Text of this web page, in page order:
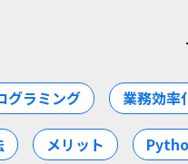
グラミング 業務効率
メリット